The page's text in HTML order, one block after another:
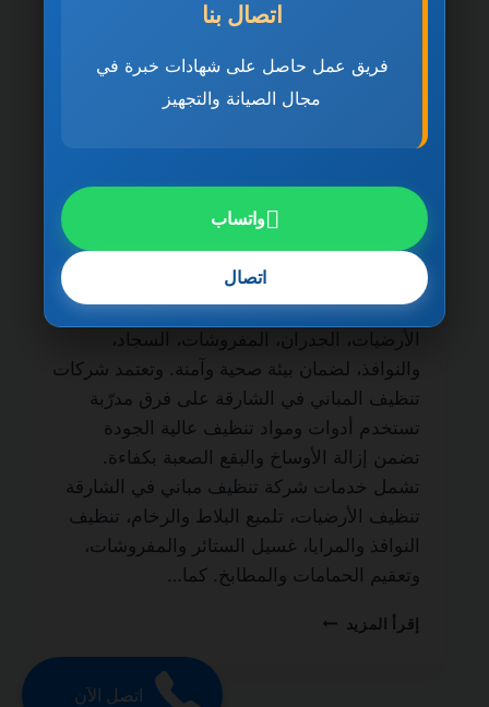
الشارقة 0501270935
ضمان مدى الحياة
تنظيف مباني في الشارقة 0501270935 ضمان
مدى الحياة من أهم الخدمات التي يبحث عنها
أصحاب المباني والمنازل الفاخرة للحفاظ على
نظافة المكان وجودته. فالتنظيف الاحترافي لا
يقتصر على المظهر الخارجي فقط، بل يشمل
الأرضيات، الجدران، المفروشات، السجاد،
والنوافذ، لضمان بيئة صحية وآمنة. وتعتمد شركات
تنظيف المباني في الشارقة على فرق مدرّبة
تستخدم أدوات ومواد تنظيف عالية الجودة
تضمن إزالة الأوساخ والبقع الصعبة بكفاءة.
تشمل خدمات شركة تنظيف مباني في الشارقة
تنظيف الأرضيات، تلميع البلاط والرخام، تنظيف
النوافذ والمرايا، غسيل الستائر والمفروشات،
وتعقيم الحمامات والمطابخ. كما…
إقرأ المزيد شركة
اتصل الآن
اتصال بنا
فريق عمل حاصل على شهادات خبرة في
مجال الصيانة والتجهيز
واتساب
اتصال